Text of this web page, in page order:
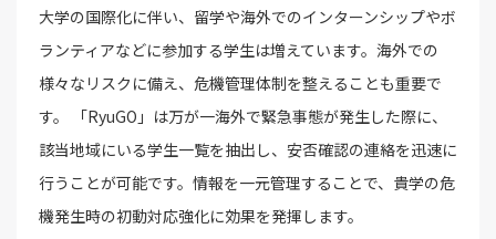
大学の国際化に伴い、留学や海外でのインターンシップやボ
ランティアなどに参加する学生は増えています。海外での
様々なリスクに備え、危機管理体制を整えることも重要で
す。 「RyuGO」は万が一海外で緊急事態が発生した際に、
該当地域にいる学生一覧を抽出し、安否確認の連絡を迅速に
行うことが可能です。情報を一元管理することで、貴学の危
機発生時の初動対応強化に効果を発揮します。